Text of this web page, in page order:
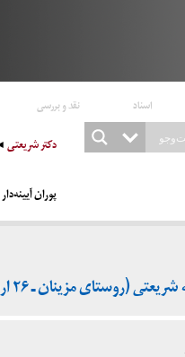
اسناد نقد و بررسی
دکتر شریعتی
پوران آیینه‌دار
مزینان ـ ۲۶ اردیبهشت ۱۳۹۸)